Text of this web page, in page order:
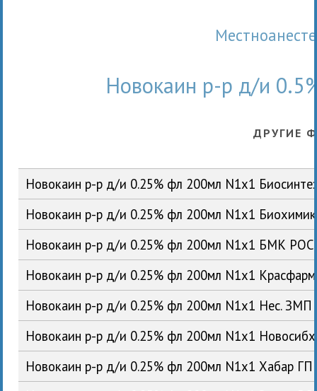
Новокаин р-р д/и
ДРУГИЕ
Новокаин р-р д/и 0.25% фл 200мл N1x1
Новокаин р-р д/и 0.25% фл 200мл N1x1
Новокаин р-р д/и 0.25% фл 200мл N1x1 БМК РОС
Новокаин р-р д/и 0.25% фл 200мл N1x1
Новокаин р-р д/и 0.25% фл 200мл N1x1 Нес.
Новокаин р-р д/и 0.25% фл 200мл N1x1
Новокаин р-р д/и 0.25% фл 200мл N1x1 Хабар